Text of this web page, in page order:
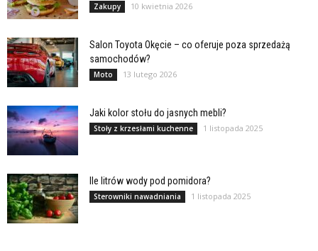
Zakupy 10 kwietnia 2026
Salon Toyota Okęcie – co oferuje poza sprzedażą
samochodów?
Moto 13 lutego 2026
Jaki kolor stołu do jasnych mebli?
Stoły z krzesłami kuchenne 1 listopada 2025
Ile litrów wody pod pomidora?
Sterowniki nawadniania 1 listopada 2025